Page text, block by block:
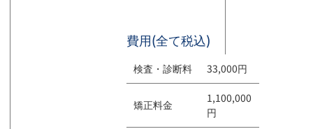
費用(全て税込)
検査・診断料 33,000円
矯正料金
1,100,000
円